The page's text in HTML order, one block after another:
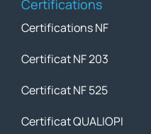
Certifications
Certifications NF
Certificat NF 203
Certificat NF 525
Certificat QUALIOPI